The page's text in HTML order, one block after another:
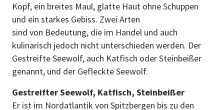
Kopf, ein breites Maul, glatte Haut ohne Schuppen
und ein starkes Gebiss. Zwei Arten
sind von Bedeutung, die im Handel und auch
kulinarisch jedoch nicht unterschieden werden. Der
Gestreifte Seewolf, auch Katfisch oder Steinbeißer
genannt, und der Gefleckte Seewolf.
Gestreifter Seewolf, Katfisch, Steinbeißer
Er ist im Nordatlantik von Spitzbergen bis zu den